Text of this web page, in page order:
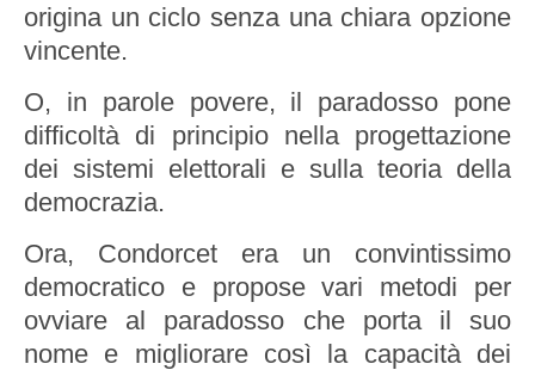
origina un ciclo senza una chiara opzione
vincente.
O, in parole povere, il paradosso pone
difficoltà di principio nella progettazione
dei sistemi elettorali e sulla teoria della
democrazia.
Ora, Condorcet era un convintissimo
democratico e propose vari metodi per
ovviare al paradosso che porta il suo
nome e migliorare così la capacità dei